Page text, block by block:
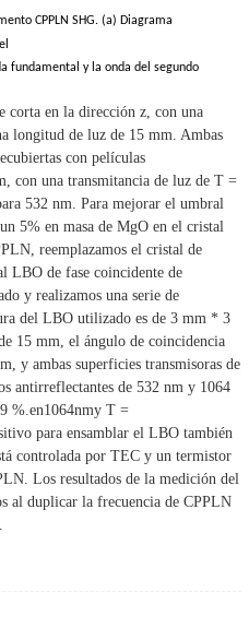
CPPLN SHG. (a) Diagrama
fundamental y la onda del segundo
corta en la dirección z, con una
longitud de luz de 15 mm. Ambas
con películas
con una transmitancia de luz de T =
532 nm. Para mejorar el umbral
5% en masa de MgO en el cristal
reemplazamos el cristal de
LBO de fase coincidente de
y realizamos una serie de
del LBO utilizado es de 3 mm * 3
15 mm, el ángulo de coincidencia
y ambas superficies transmisoras de
antirreflectantes de 532 nm y 1064
%.en1064nmy T =
para ensamblar el LBO también
controlada por TEC y un termistor
Los resultados de la medición del
al duplicar la frecuencia de CPPLN